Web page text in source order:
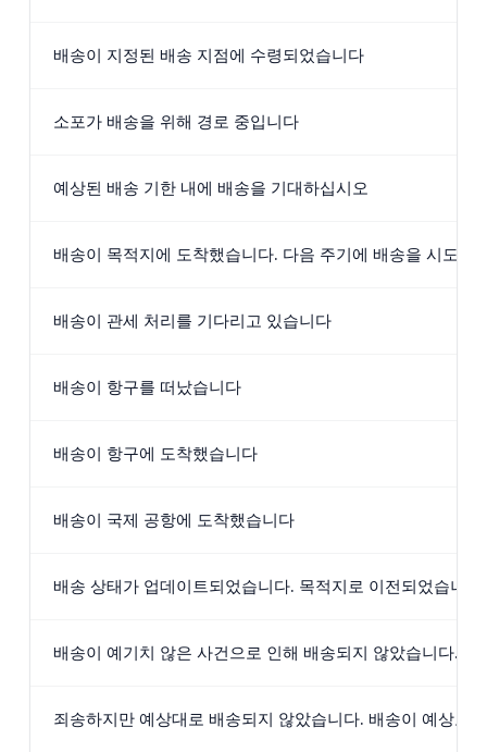
배송이 지정된 배송 지점에 수령되었습니다
소포가 배송을 위해 경로 중입니다
예상된 배송 기한 내에 배송을 기대하십시오
배송이 목적지에 도착했습니다. 다음 주기에 배송을 시도하
배송이 관세 처리를 기다리고 있습니다
배송이 항구를 떠났습니다
배송이 항구에 도착했습니다
배송이 국제 공항에 도착했습니다
배송 상태가 업데이트되었습니다. 목적지로 이전되었습니다
배송이 예기치 않은 사건으로 인해 배송되지 않았습니다.
죄송하지만 예상대로 배송되지 않았습니다. 배송이 예상보